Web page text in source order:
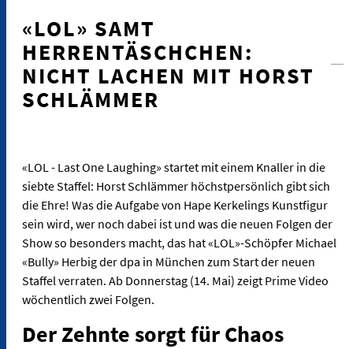
«LOL» SAMT
HERRENTÄSCHCHEN:
NICHT LACHEN MIT HORST
SCHLÄMMER
«LOL - Last One Laughing» startet mit einem Knaller in die
siebte Staffel: Horst Schlämmer höchstpersönlich gibt sich
die Ehre! Was die Aufgabe von Hape Kerkelings Kunstfigur
sein wird, wer noch dabei ist und was die neuen Folgen der
Show so besonders macht, das hat «LOL»-Schöpfer Michael
«Bully» Herbig der dpa in München zum Start der neuen
Staffel verraten. Ab Donnerstag (14. Mai) zeigt Prime Video
wöchentlich zwei Folgen.
Der Zehnte sorgt für Chaos